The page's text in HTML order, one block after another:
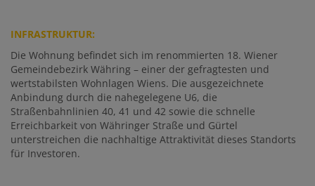
INFRASTRUKTUR:
Die Wohnung befindet sich im renommierten 18. Wiener
Gemeindebezirk Währing – einer der gefragtesten und
wertstabilsten Wohnlagen Wiens. Die ausgezeichnete
Anbindung durch die nahegelegene U6, die
Straßenbahnlinien 40, 41 und 42 sowie die schnelle
Erreichbarkeit von Währinger Straße und Gürtel
unterstreichen die nachhaltige Attraktivität dieses Standorts
für Investoren.